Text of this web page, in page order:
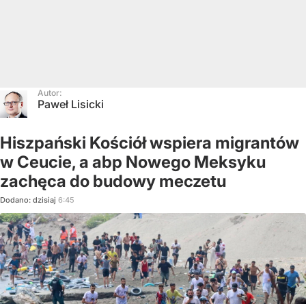
Autor:
Paweł Lisicki
Hiszpański Kościół wspiera migrantów
w Ceucie, a abp Nowego Meksyku
zachęca do budowy meczetu
Dodano: dzisiaj 6:45